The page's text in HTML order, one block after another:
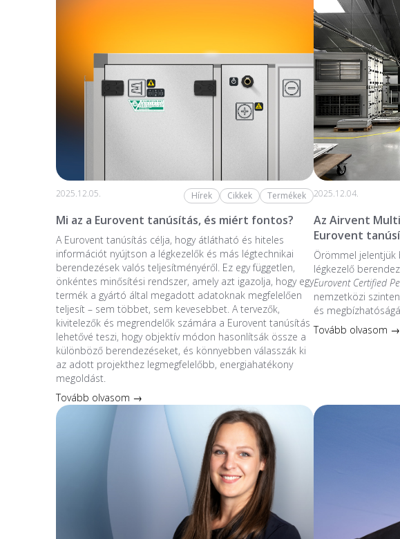
2025.12.05. Hírek Cikkek Termékek
Mi az a Eurovent tanúsítás, és miért fontos?
A Eurovent tanúsítás célja, hogy átlátható és hiteles
információt nyújtson a légkezelők és más légtechnikai
berendezések valós teljesítményéről. Ez egy független,
önkéntes minősítési rendszer, amely azt igazolja, hogy egy
termék a gyártó által megadott adatoknak megfelelően
teljesít – sem többet, sem kevesebbet. A tervezők,
kivitelezők és megrendelők számára a Eurovent tanúsítás
lehetővé teszi, hogy objektív módon hasonlítsák össze a
különböző berendezéseket, és könnyebben válasszák ki
az adott projekthez legmegfelelőbb, energiahatékony
megoldást.
Tovább olvasom →
2025.12.04.
Az Airvent
Eurovent
Örömmel jelentjük
légkezelő
Eurovent Certified
nemzetközi
és
Tovább olvasom →